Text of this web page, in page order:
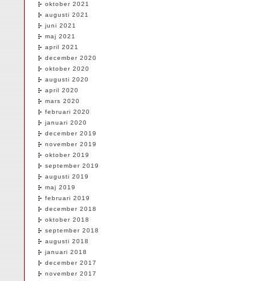
oktober 2021
augusti 2021
juni 2021
maj 2021
april 2021
december 2020
oktober 2020
augusti 2020
april 2020
mars 2020
februari 2020
januari 2020
december 2019
november 2019
oktober 2019
september 2019
augusti 2019
maj 2019
februari 2019
december 2018
oktober 2018
september 2018
augusti 2018
januari 2018
december 2017
november 2017